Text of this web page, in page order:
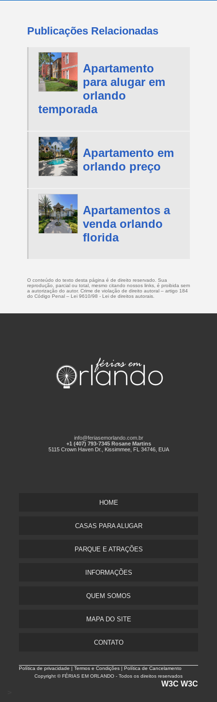
Publicações Relacionadas
Apartamento
para alugar em
orlando
temporada
Apartamento em
orlando preço
Apartamentos a
venda orlando
florida
O conteúdo do texto desta página é de direito reservado. Sua
reprodução, parcial ou total, mesmo citando nossos links, é proibida sem
a autorização do autor. Crime de violação de direito autoral – artigo 184
do Código Penal – Lei 9610/98 - Lei de direitos autorais
info@feriasemorlando.com.br
+1 (407) 793-7345 Rosane Martins
5115 Crown Haven Dr., Kissimmee, FL 34746, EUA
HOME
CASAS PARA ALUGAR
PARQUE E ATRAÇÕES
INFORMAÇÕES
QUEM SOMOS
MAPA DO SITE
CONTATO
Política de privacidade |Termos e Condições | Política de Cancelamento
Copyright © FÉRIAS EM ORLANDO - Todos os direitos reservados
W3C W3C